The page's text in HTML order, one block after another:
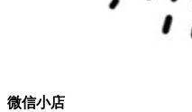
微信小店